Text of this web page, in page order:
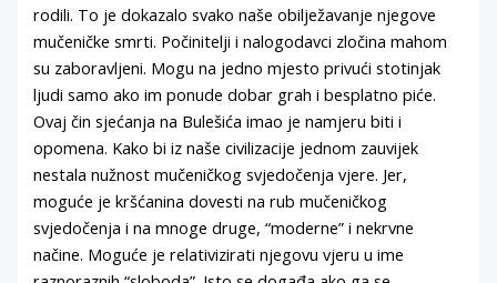
rodili. To je dokazalo svako naše obilježavanje njegove
mučeničke smrti. Počinitelji i nalogodavci zločina mahom
su zaboravljeni. Mogu na jedno mjesto privući stotinjak
ljudi samo ako im ponude dobar grah i besplatno piće.
Ovaj čin sjećanja na Bulešića imao je namjeru biti i
opomena. Kako bi iz naše civilizacije jednom zauvijek
nestala nužnost mučeničkog svjedočenja vjere. Jer,
moguće je kršćanina dovesti na rub mučeničkog
svjedočenja i na mnoge druge, “moderne” i nekrvne
načine. Moguće je relativizirati njegovu vjeru u ime